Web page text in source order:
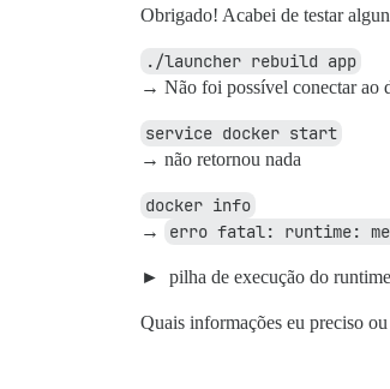
Obrigado! Acabei de testar
./launcher rebuild app
→ Não foi possível conectar ao
service docker start
→ não retornou nada
docker info
→ erro fatal: runtime:
pilha de execução do runtime
Quais informações eu preciso